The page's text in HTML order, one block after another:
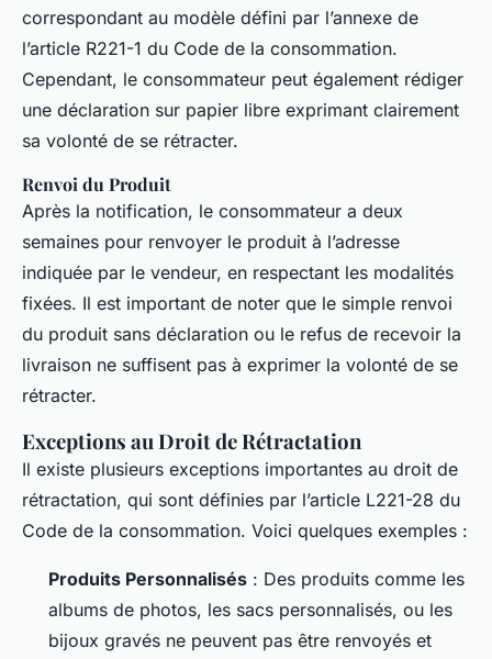
correspondant au modèle défini par l’annexe de
l’article R221-1 du Code de la consommation.
Cependant, le consommateur peut également rédiger
une déclaration sur papier libre exprimant clairement
sa volonté de se rétracter.
Renvoi du Produit
Après la notification, le consommateur a deux
semaines pour renvoyer le produit à l’adresse
indiquée par le vendeur, en respectant les modalités
fixées. Il est important de noter que le simple renvoi
du produit sans déclaration ou le refus de recevoir la
livraison ne suffisent pas à exprimer la volonté de se
rétracter.
Exceptions au Droit de Rétractation
Il existe plusieurs exceptions importantes au droit de
rétractation, qui sont définies par l’article L221-28 du
Code de la consommation. Voici quelques exemples :
Produits Personnalisés : Des produits comme les
albums de photos, les sacs personnalisés, ou les
bijoux gravés ne peuvent pas être renvoyés et